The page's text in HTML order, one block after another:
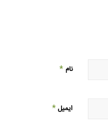
نام *
ایمیل*